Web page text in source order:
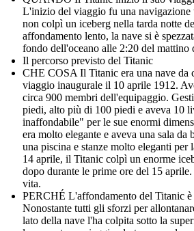
L'inizio del viaggio fu una navigazione
non colpì un iceberg nella tarda notte
affondamento lento, la nave si è
fondo dell'oceano alle 2:20 del mattino
Il percorso previsto del Titanic
CHE COSA Il Titanic era una nave da
viaggio inaugurale il 10 aprile 1912.
circa 900 membri dell'equipaggio.
piedi, alto più di 100 piedi e aveva 10
inaffondabile" per le sue enormi
era molto elegante e aveva una sala da
una piscina e stanze molto eleganti per
14 aprile, il Titanic colpì un enorme
dopo durante le prime ore del 15
vita.
PERCHÉ L'affondamento del Titanic è
Nonostante tutti gli sforzi per
lato della nave l'ha colpita sotto la